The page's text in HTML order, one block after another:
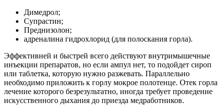
Димедрол;
Супрастин;
Преднизолон;
адреналина гидрохлорид (для полоскания горла).
Эффективней и быстрей всего действуют внутримышечные
инъекции препаратов, но если ампул нет, то подойдет сироп
или таблетка, которую нужно разжевать. Параллельно
необходимо приложить к горлу мокрое полотенце. Отек горла
лечение которого безрезультатно, иногда требует проведение
искусственного дыхания до приезда медработников.